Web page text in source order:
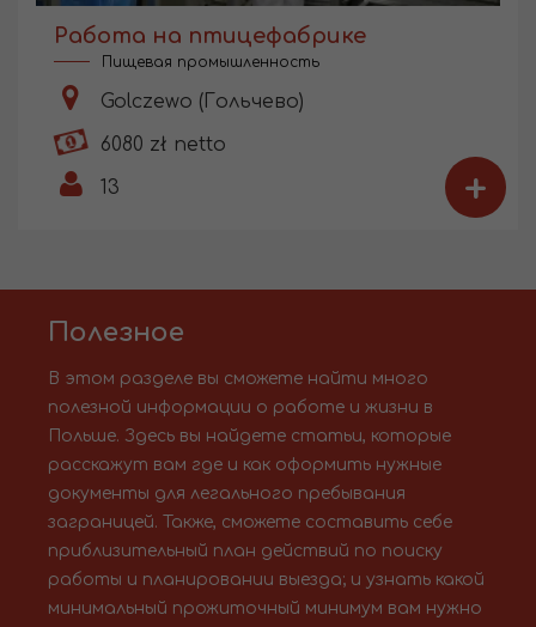
Работа на птицефабрике
Пищевая промышленность
Golczewo (Гольчево)
6080 zł netto
13
+
Полезное
В этом разделе вы сможете найти много
полезной информации о работе и жизни в
Польше. Здесь вы найдете статьи, которые
расскажут вам где и как оформить нужные
документы для легального пребывания
заграницей. Также, сможете составить себе
приблизительный план действий по поиску
работы и планировании выезда; и узнать какой
минимальный прожиточный минимум вам нужно